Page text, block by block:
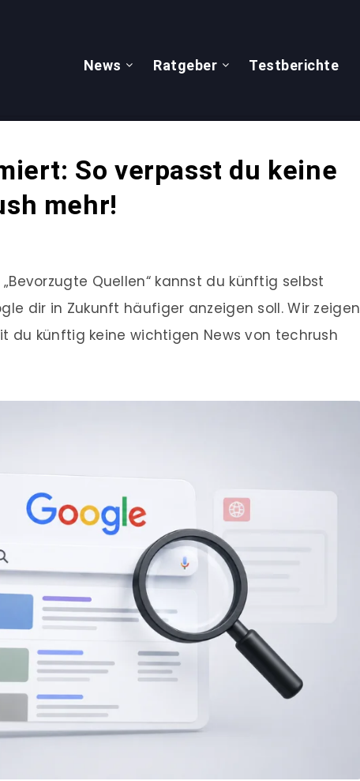
News Ratgeber Testberichte
So verpasst du keine
mehr!
Quellen“ kannst du künftig selbst
dir in Zukunft häufiger anzeigen soll. Wir zeigen
du künftig keine wichtigen News von techrush